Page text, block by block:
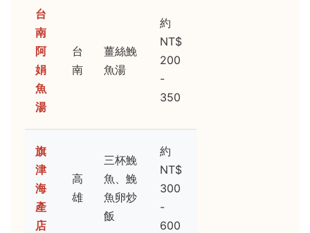
台
南
阿
娟
魚
湯
台
南
薑絲鮸
魚湯
約
NT$
200
-
350
旗
津
海
產
店
高
雄
三杯鮸
魚、鮸
魚卵炒
飯
約
NT$
300
-
600